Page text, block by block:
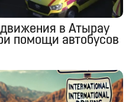
в Атырау
помощи автобусов